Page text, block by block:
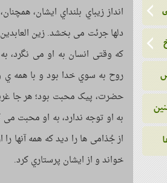
انداز زیباي بلنداي ایشان،
دلها جرئت می بخشد. زین
که وقتی انسان به او می نگرد،
روح به سوي خدا بود و با همه ي
حضرت، پیک محبت بود؛ هر جا
به او توجه ندارد، به او محبت
از جُذامی ها را دید که همه آنها
خواند و از ایشان پرستاري کرد.